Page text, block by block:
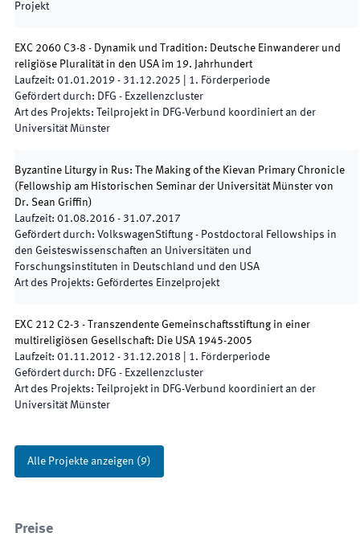
Projekt
EXC 2060 C3-8 - Dynamik und Tradition: Deutsche Einwanderer und
religiöse Pluralität in den USA im 19. Jahrhundert
Laufzeit: 01.01.2019 - 31.12.2025 1. Förderperiode
Gefördert durch: DFG - Exzellenzcluster
Art des Projekts:
Teilprojekt in DFG-Verbund koordiniert an der
Universität Münster
Byzantine Liturgy in Rus: The Making of the Kievan Primary Chronicle
(Fellowship am Historischen Seminar der Universität Münster von
Dr. Sean Griffin)
Laufzeit: 01.08.2016 - 31.07.2017
Gefördert durch: VolkswagenStiftung - Postdoctoral Fellowships in
den Geisteswissenschaften an Universitäten und
Forschungsinstituten in Deutschland und den USA
Art des Projekts: Gefördertes Einzelprojekt
EXC 212 C2-3 - Transzendente Gemeinschaftsstiftung in einer
multireligiösen Gesellschaft: Die USA 1945-2005
Laufzeit: 01.11.2012 - 31.12.2018 1. Förderperiode
Gefördert durch: DFG - Exzellenzcluster
Art des Projekts:
Teilprojekt in DFG-Verbund koordiniert an der
Universität Münster
Alle Projekte anzeigen (9)
Preise